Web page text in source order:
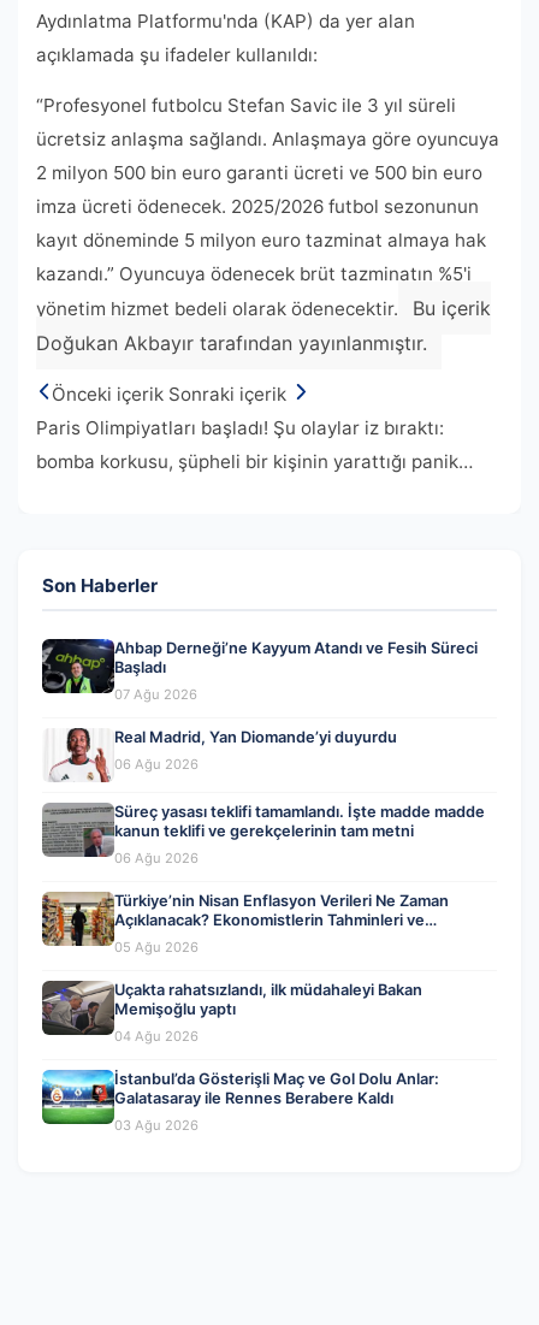
Aydınlatma Platformu'nda (KAP) da yer alan
açıklamada şu ifadeler kullanıldı:
“Profesyonel futbolcu Stefan Savic ile 3 yıl süreli
ücretsiz anlaşma sağlandı. Anlaşmaya göre oyuncuya
2 milyon 500 bin euro garanti ücreti ve 500 bin euro
imza ücreti ödenecek. 2025/2026 futbol sezonunun
kayıt döneminde 5 milyon euro tazminat almaya hak
kazandı.” Oyuncuya ödenecek brüt tazminatın %5'i
yönetim hizmet bedeli olarak ödenecektir.
Bu içerik
Doğukan Akbayır tarafından yayınlanmıştır.
Önceki içerik Sonraki içerik
Paris Olimpiyatları başladı! Şu olaylar iz bıraktı:
bomba korkusu, şüpheli bir kişinin yarattığı panik…
Son Haberler
Ahbap Derneği’ne Kayyum Atandı ve Fesih Süreci
Başladı
07 Ağu 2026
Real Madrid, Yan Diomande’yi duyurdu
06 Ağu 2026
Süreç yasası teklifi tamamlandı. İşte madde madde
kanun teklifi ve gerekçelerinin tam metni
06 Ağu 2026
Türkiye’nin Nisan Enflasyon Verileri Ne Zaman
Açıklanacak? Ekonomistlerin Tahminleri ve
Beklentiler
05 Ağu 2026
Uçakta rahatsızlandı, ilk müdahaleyi Bakan
Memişoğlu yaptı
04 Ağu 2026
İstanbul’da Gösterişli Maç ve Gol Dolu Anlar:
Galatasaray ile Rennes Berabere Kaldı
03 Ağu 2026